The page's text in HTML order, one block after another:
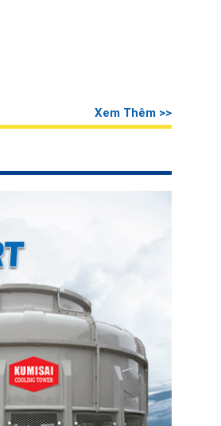
Xem Thêm >>